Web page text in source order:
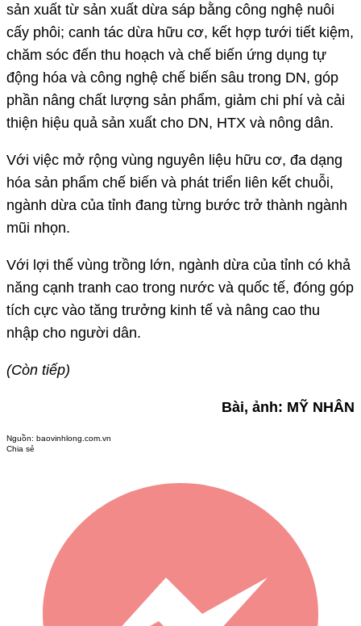
sản xuất từ sản xuất dừa sáp bằng công nghệ nuôi
cấy phôi; canh tác dừa hữu cơ, kết hợp tưới tiết kiệm,
chăm sóc đến thu hoạch và chế biến ứng dụng tự
động hóa và công nghệ chế biến sâu trong DN, góp
phần nâng chất lượng sản phẩm, giảm chi phí và cải
thiện hiệu quả sản xuất cho DN, HTX và nông dân.
Với việc mở rộng vùng nguyên liệu hữu cơ, đa dạng
hóa sản phẩm chế biến và phát triển liên kết chuỗi,
ngành dừa của tỉnh đang từng bước trở thành ngành
mũi nhọn.
Với lợi thế vùng trồng lớn, ngành dừa của tỉnh có khả
năng cạnh tranh cao trong nước và quốc tế, đóng góp
tích cực vào tăng trưởng kinh tế và nâng cao thu
nhập cho người dân.
(Còn tiếp)
Bài, ảnh: MỸ NHÂN
Nguồn: baovinhlong.com.vn
Chia sẻ